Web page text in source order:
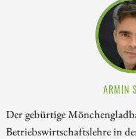
ARMIN
Der gebürtige
Betriebswirtschaftslehre in